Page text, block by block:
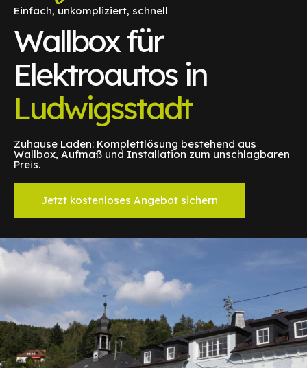
Einfach, unkompliziert, schnell
Wallbox für
Elektroautos in
Ludwigsstadt
Zuhause Laden: Komplettlösung bestehend aus
Wallbox, Aufmaß und Installation zum unschlagbaren
Preis.
Jetzt kostenloses Angebot sichern